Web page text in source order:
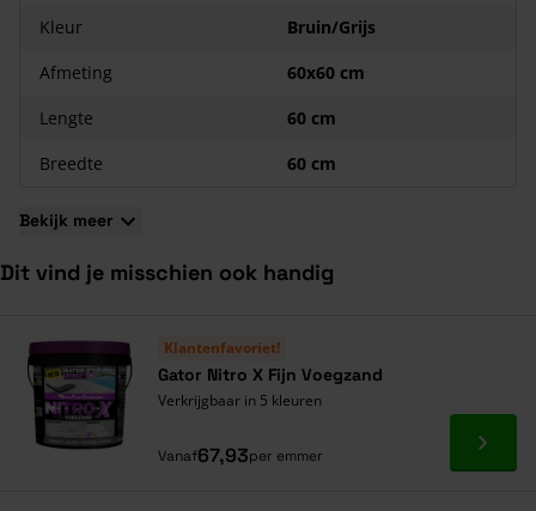
4 cm dik;
Unieke combinatie van beton en keramiek;
Onderhoudsvriendelijk, UV-bestendig en krasvrij;
Kleur
Bruin/Grijs
Afmeting
60x60 cm
Lengte
60 cm
Breedte
60 cm
Bekijk meer
Dit vind je misschien ook handig
Klantenfavoriet!
Gator Nitro X Fijn Voegzand
Verkrijgbaar in 5 kleuren
Vanaf67,93per emmer Ga